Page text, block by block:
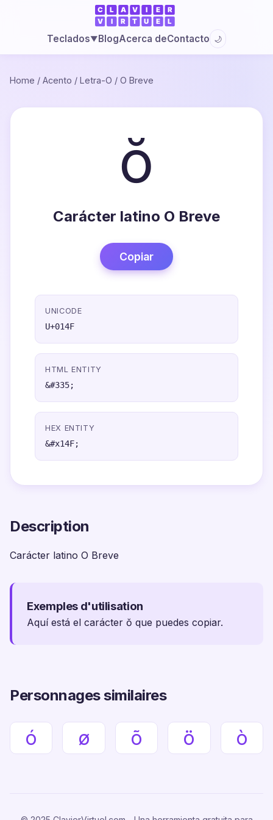
Teclados▼BlogAcerca deContacto 🌙
Home / Acento / Letra-O / O Breve
ŏ
Carácter latino O Breve
Copiar
UNICODE
U+014F
HTML ENTITY
&#335;
HEX ENTITY
&#x14F;
Description
Carácter latino O Breve
Exemples d'utilisation
Aquí está el carácter ŏ que puedes copiar.
Personnages similaires
ó ø õ ö ò